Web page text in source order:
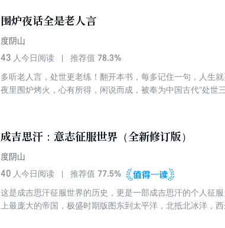
城，最终用四场胜仗彻底解决了太平天国这个大患。
围炉夜话全是老人言
度阴山
43 人今日阅读 推荐值 78.3%
多听老人言，处世更老练！翻开本书，每多记住一句，人生
夜里围炉烤火，心有所得，闲说而成，被奉为中国古代“处
心读书。只有看好你的起心动念，才能看顾好你的人生。 【
祸福。 度阴山解读：趋利避害是人的本能，“结果导向”思维
否。而只有勇于负责、心胸博大，做事不问结果是福还是祸
《围炉夜话》：求个良心管我，留些余地处人。 度阴山解读
的东西也是良心，因为它是做人的尺度。我们常常讲“得饶人
特有的智慧，凡事点到为止，见好就收。 翻开本书，每多记
成吉思汗：意志征服世界（全新修订版）
度阴山
40 人今日阅读 推荐值 77.5%
这是成吉思汗征服世界的历史，更是一部成吉思汗的个人征
上最庞大的帝国，极盛时期版图东到太平洋，北抵北冰洋，